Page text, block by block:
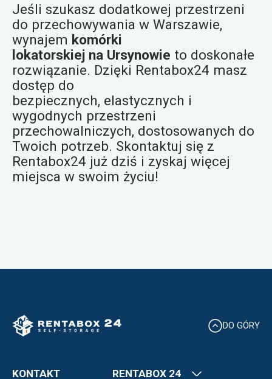
Jeśli szukasz dodatkowej przestrzeni
do przechowywania w Warszawie,
wynajem komórki
lokatorskiej na Ursynowie to doskonałe
rozwiązanie. Dzięki Rentabox24 masz
dostęp do
bezpiecznych, elastycznych i
wygodnych przestrzeni
przechowalniczych, dostosowanych do
Twoich potrzeb. Skontaktuj się z
Rentabox24 już dziś i zyskaj więcej
miejsca w swoim życiu!
DO GÓRY
KONTAKT RENTABOX 24